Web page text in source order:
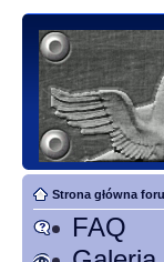
Strona główna
FAQ